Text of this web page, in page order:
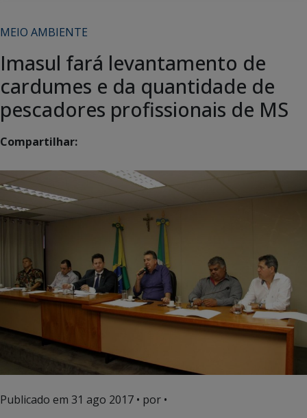
MEIO AMBIENTE
Imasul fará levantamento de
cardumes e da quantidade de
pescadores profissionais de MS
Compartilhar:
Publicado em 31 ago 2017 • por •